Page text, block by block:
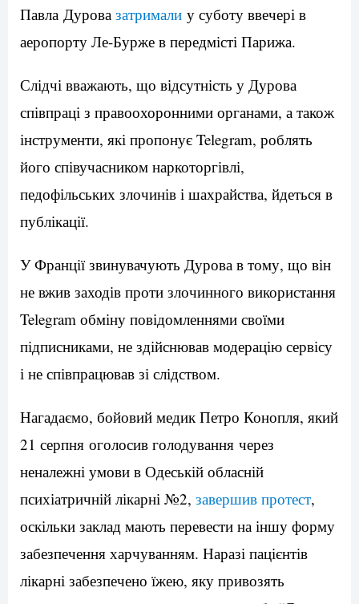
Павла Дурова затримали у суботу ввечері в
аеропорту Ле-Бурже в передмісті Парижа.
Слідчі вважають, що відсутність у Дурова
співпраці з правоохоронними органами, а також
інструменти, які пропонує Telegram, роблять
його співучасником наркоторгівлі,
педофільських злочинів і шахрайства, йдеться в
публікації.
У Франції звинувачують Дурова в тому, що він
не вжив заходів проти злочинного використання
Telegram обміну повідомленнями своїми
підписниками, не здійснював модерацію сервісу
і не співпрацював зі слідством.
Нагадаємо, бойовий медик Петро Конопля, який
21 серпня оголосив голодування через
неналежні умови в Одеській обласній
психіатричній лікарні №2, завершив протест,
оскільки заклад мають перевести на іншу форму
забезпечення харчуванням. Наразі пацієнтів
лікарні забезпечено їжею, яку привозять